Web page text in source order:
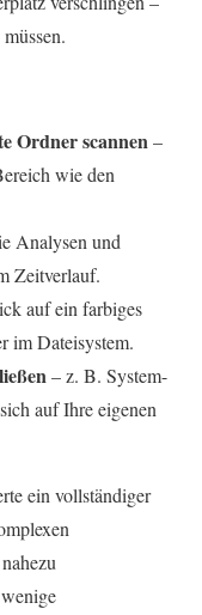
Ordner scannen–
wie den
Analysen und
Zeitverlauf.
auf ein farbiges
im Dateisystem.
– z. B. System-
auf Ihre eigenen
ein vollständiger